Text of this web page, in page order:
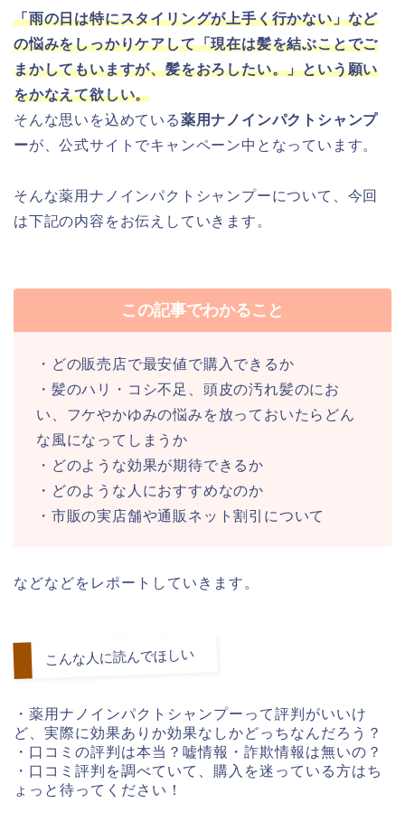
「雨の日は特にスタイリングが上手く行かない」など
の悩みをしっかりケアして「現在は髪を結ぶことでご
まかしてもいますが、髪をおろしたい。」という願い
をかなえて欲しい。
そんな思いを込めている薬用ナノインパクトシャンプ
ーが、公式サイトでキャンペーン中となっています。
そんな薬用ナノインパクトシャンプーについて、今回
は下記の内容をお伝えしていきます。
この記事でわかること
・どの販売店で最安値で購入できるか
・髪のハリ・コシ不足、頭皮の汚れ髪のにお
い、フケやかゆみの悩みを放っておいたらどん
な風になってしまうか
・どのような効果が期待できるか
・どのような人におすすめなのか
・市販の実店舗や通販ネット割引について
などなどをレポートしていきます。
こんな人に読んでほしい
・薬用ナノインパクトシャンプーって評判がいいけ
ど、実際に効果ありか効果なしかどっちなんだろう？
・口コミの評判は本当？嘘情報・詐欺情報は無いの？
・口コミ評判を調べていて、購入を迷っている方はち
ょっと待ってください！